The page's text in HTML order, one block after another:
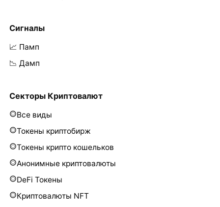
Сигналы
📈 Памп
📉 Дамп
Секторы Криптовалют
Все виды
Токены криптобирж
Токены крипто кошельков
Анонимные криптовалюты
DeFi Токены
Криптовалюты NFT